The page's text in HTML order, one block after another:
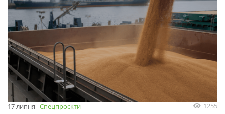
17 липня Спецпроєкти 1255